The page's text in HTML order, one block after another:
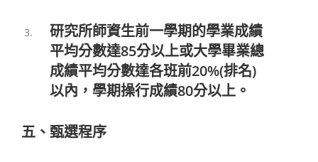
研究所師資生前一學期的學業成績
平均分數達85分以上或大學畢業總
成績平均分數達各班前20%(排名)
以內，學期操行成績80分以上。
五、甄選程序